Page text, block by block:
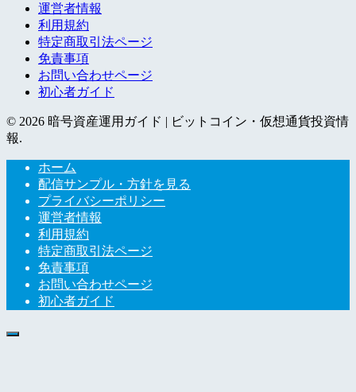
運営者情報
利用規約
特定商取引法ページ
免責事項
お問い合わせページ
初心者ガイド
© 2026 暗号資産運用ガイド | ビットコイン・仮想通貨投資情
報.
ホーム
配信サンプル・方針を見る
プライバシーポリシー
運営者情報
利用規約
特定商取引法ページ
免責事項
お問い合わせページ
初心者ガイド